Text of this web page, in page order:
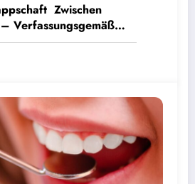
Zwischen
Verfassungsgemäß